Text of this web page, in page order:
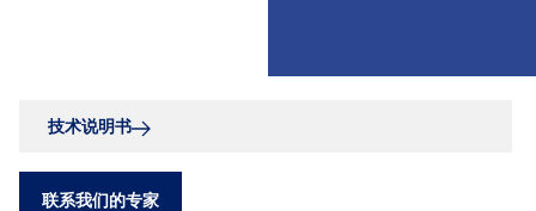
技术说明书
联系我们的专家